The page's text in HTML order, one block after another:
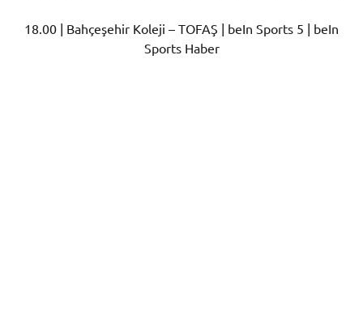
18.00 | Bahçeşehir Koleji – TOFAŞ | beIn Sports 5 | beIn
Sports Haber